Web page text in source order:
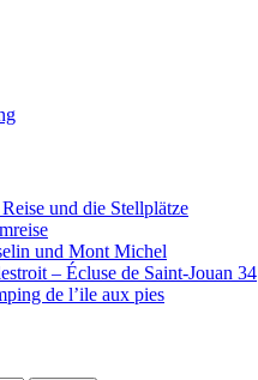
und die Stellplätze
und Mont Michel
– Écluse de Saint-Jouan 34
de l’ile aux pies